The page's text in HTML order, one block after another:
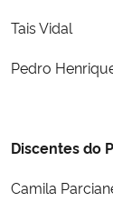
Tais Vidal
Pedro
Discentes do
Camila